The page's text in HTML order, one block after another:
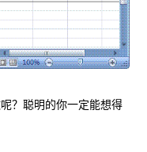
？聪明的你一定能想得